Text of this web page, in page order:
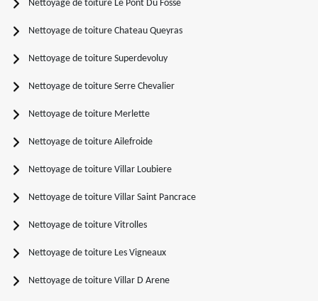
Nettoyage de toiture Le Pont Du Fosse
Nettoyage de toiture Chateau Queyras
Nettoyage de toiture Superdevoluy
Nettoyage de toiture Serre Chevalier
Nettoyage de toiture Merlette
Nettoyage de toiture Ailefroide
Nettoyage de toiture Villar Loubiere
Nettoyage de toiture Villar Saint Pancrace
Nettoyage de toiture Vitrolles
Nettoyage de toiture Les Vigneaux
Nettoyage de toiture Villar D Arene